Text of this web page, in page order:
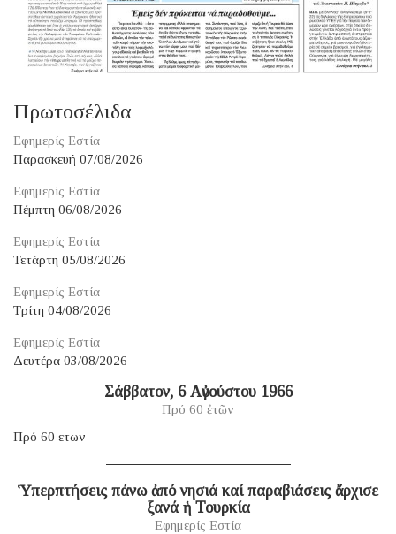
Πρωτοσέλιδα
Εφημερίς Εστία
Παρασκευή 07/08/2026
Εφημερίς Εστία
Πέμπτη 06/08/2026
Εφημερίς Εστία
Τετάρτη 05/08/2026
Εφημερίς Εστία
Τρίτη 04/08/2026
Εφημερίς Εστία
Δευτέρα 03/08/2026
Σάββατον, 6 Αὐγούστου 1966
Πρό 60 ἐτῶν
Πρό 60 ετων
Ὑπερπτήσεις πάνω ἀπό νησιά καί παραβιάσεις ἄρχισε
ξανά ἡ Τουρκία
Εφημερίς Εστία